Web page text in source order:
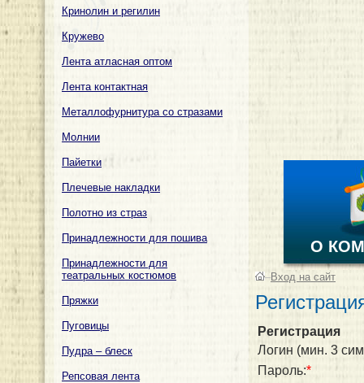
Кринолин и регилин
Кружево
Лента атласная оптом
Лента контактная
Металлофурнитура со стразами
Молнии
Пайетки
Плечевые накладки
Полотно из страз
Принадлежности для пошива
Принадлежности для
театральных костюмов
Пряжки
Пуговицы
Пудра – блеск
Репсовая лента
О
–Вход на сайт
Регистрация
Логин (мин. 3
Пароль:*